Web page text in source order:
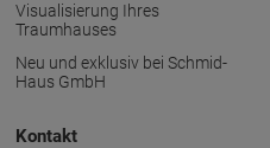
Visualisierung Ihres
Traumhauses
Neu und exklusiv bei Schmid-
Haus GmbH
Kontakt